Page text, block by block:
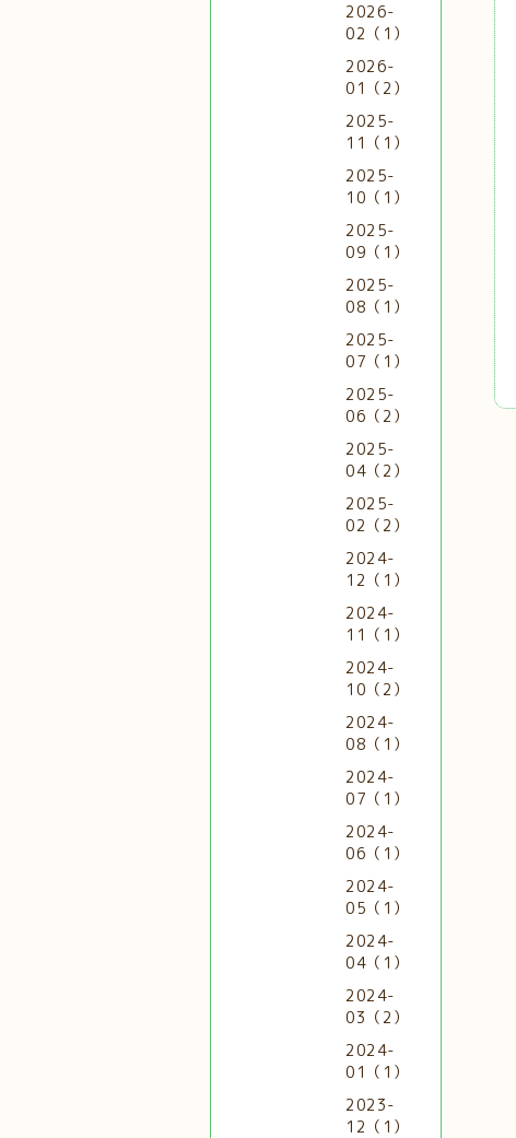
2026-
02（1）
2026-
01（2）
2025-
11（1）
2025-
10（1）
2025-
09（1）
2025-
08（1）
2025-
07（1）
2025-
06（2）
2025-
04（2）
2025-
02（2）
2024-
12（1）
2024-
11（1）
2024-
10（2）
2024-
08（1）
2024-
07（1）
2024-
06（1）
2024-
05（1）
2024-
04（1）
2024-
03（2）
2024-
01（1）
2023-
12（1）